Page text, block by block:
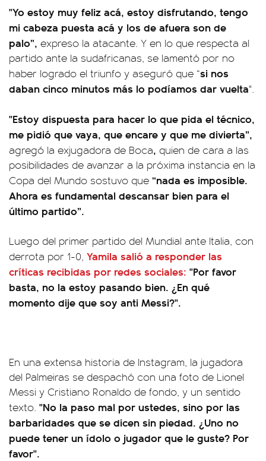
"Yo estoy muy feliz acá, estoy disfrutando, tengo
mi cabeza puesta acá y los de afuera son de
palo”, expreso la atacante. Y en lo que respecta al
partido ante la sudafricanas, se lamentó por no
haber logrado el triunfo y aseguró que “si nos
daban cinco minutos más lo podíamos dar vuelta".
"Estoy dispuesta para hacer lo que pida el técnico,
me pidió que vaya, que encare y que me divierta”,
agregó la exjugadora de Boca, quien de cara a las
posibilidades de avanzar a la próxima instancia en la
Copa del Mundo sostuvo que “nada es imposible.
Ahora es fundamental descansar bien para el
último partido”.
Luego del primer partido del Mundial ante Italia, con
derrota por 1-0, Yamila salió a responder las
críticas recibidas por redes sociales: "Por favor
basta, no la estoy pasando bien. ¿En qué
momento dije que soy anti Messi?".
En una extensa historia de Instagram, la jugadora
del Palmeiras se despachó con una foto de Lionel
Messi y Cristiano Ronaldo de fondo, y un sentido
texto. "No la paso mal por ustedes, sino por las
barbaridades que se dicen sin piedad. ¿Uno no
puede tener un ídolo o jugador que le guste? Por
favor".